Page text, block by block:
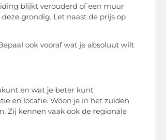
blijkt verouderd of een muur
grondig. Let naast de prijs op
ook vooraf wat je absoluut wilt
en wat je beter kunt
en locatie. Woon je in het zuiden
Zij kennen vaak ook de regionale